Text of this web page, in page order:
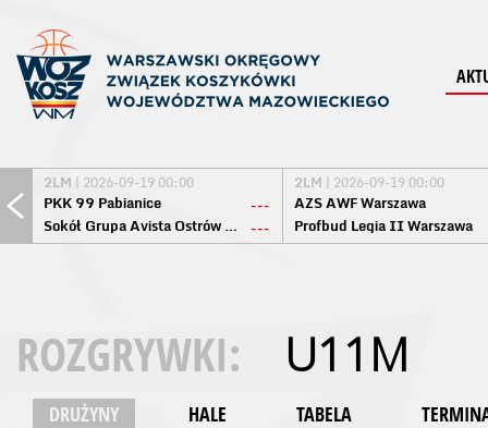
2LM | 2026-09-19 00:00
PKK 99 Pabianice
---
Sokół Grupa Avista Ostrów Maz. ---
2LM | 2026-09-19 00:00
AZS AWF Warszawa
Profbud Legia II Warszawa
ROZGRYWKI: U11M
DRUŻYNY HALE TABELA